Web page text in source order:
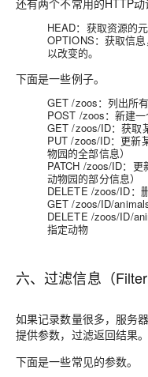
还有两个不常用的HTTP动
HEAD：获取资源的元
OPTIONS：获取信
以改变的。
下面是一些例子。
GET /zoos：列出所
POST /zoos：新建
GET /zoos/ID：获取
PUT /zoos/ID：更新
物园的全部信息）
PATCH /zoos/ID：
动物园的部分信息）
DELETE /zoos/ID：
GET /zoos/ID/
DELETE /zoos/ID/
指定动物
六、过滤信息（
如果记录数量很多，服务
提供参数，过滤返回结果。
下面是一些常见的参数。